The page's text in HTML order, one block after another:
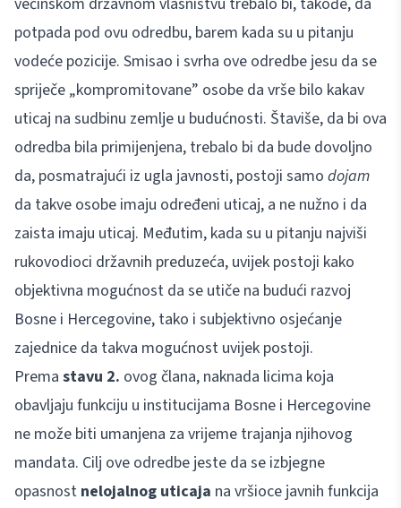
potpada pod ovu odredbu, barem kada su u pitanju
vodeće pozicije. Smisao i svrha ove odredbe jesu da se
spriječe „kompromitovane” osobe da vrše bilo kakav
uticaj na sudbinu zemlje u budućnosti. Štaviše, da bi ova
odredba bila primijenjena, trebalo bi da bude dovoljno
da, posmatrajući iz ugla javnosti, postoji samo dojam
da takve osobe imaju određeni uticaj, a ne nužno i da
zaista imaju uticaj. Međutim, kada su u pitanju najviši
rukovodioci državnih preduzeća, uvijek postoji kako
objektivna mogućnost da se utiče na budući razvoj
Bosne i Hercegovine, tako i subjektivno osjećanje
zajednice da takva mogućnost uvijek postoji.
Prema stavu 2. ovog člana, naknada licima koja
obavljaju funkciju u institucijama Bosne i Hercegovine
ne može biti umanjena za vrijeme trajanja njihovog
mandata. Cilj ove odredbe jeste da se izbjegne
opasnost nelojalnog uticaja na vršioce javnih funkcija